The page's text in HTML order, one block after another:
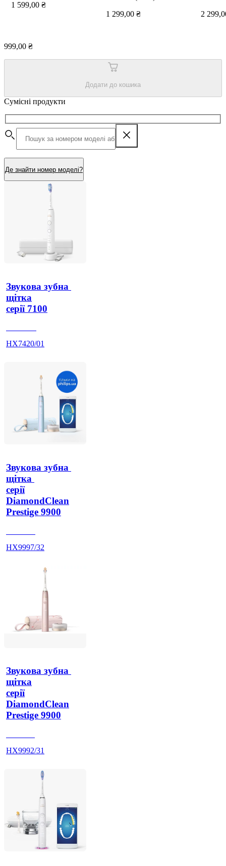
1 599,00 ₴
1 299,00 ₴
2
999,00 ₴
Додати до кошика
Сумісні продукти
Де знайти номер моделі?
Звукова зубна
щітка
серії 7100
HX7420/01
Звукова зубна
щітка
серії
DiamondClean
Prestige 9900
HX9997/32
Звукова зубна
щітка
серії
DiamondClean
Prestige 9900
HX9992/31